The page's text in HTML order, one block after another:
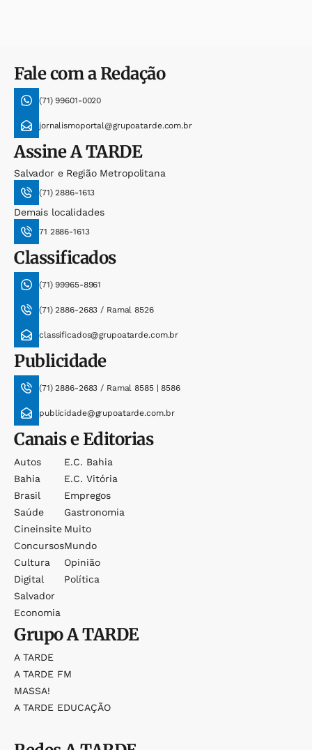
Fale com a Redação
(71) 99601-0020
jornalismoportal@grupoatarde.com.br
AssineA TARDE
Salvador e Região Metropolitana
(71) 2886-1613
Demais localidades
71 2886-1613
Classificados
(71) 99965-8961
(71) 2886-2683 / Ramal 8526
classificados@grupoatarde.com.br
Publicidade
(71) 2886-2683 / Ramal 8585 | 8586
publicidade@grupoatarde.com.br
Canais e Editorias
Autos
Bahia
Brasil
Saúde
Cineinsite
Concursos
Cultura
Digital
Salvador
Economia
E.c. Bahia
E.c. Vitória
Empregos
Gastronomia
Muito
Mundo
Opinião
Política
GrupoA TARDE
A TARDE
A TARDE FM
MASSA!
A TARDE EDUCAÇÃO